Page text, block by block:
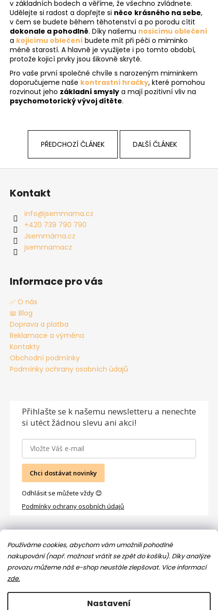
Používáme cookies, abychom vám umožnili pohodlné
nakupování (např. možnost vrátit se zpět do košíku). Díky analýze
provozu můžeme náš e-shop neustále zlepšovat. Více informací
zde.
Nastavení
v základních bodech a věříme, že všechno zvládnete.
Udělejte si radost a dopřejte si něco krásného na sebe,
v čem se budete během těhotenství a po porodu cítit
dokonale a pohodlně. Díky našemu nosicímu oblečení
a kojicímu oblečení budete mít při péči o miminko
méně starostí. A hlavně je využijete i po tomto období,
protože kojicí prvky jsou šikovně skryté.
Pro vaše první společné chvíle s narozeným miminkem
doporučujeme naše kontrastní hračky, které pomohou
rozvinout jeho základní smysly a mají pozitivní vliv na
psychomotorický vývoj dítěte.
PŘEDCHOZÍ ČLÁNEK DALŠÍ ČLÁNEK
Z
Kontakt
info@jsemmama.cz
+420 739 790 790
Jsemmáma.cz
jsemmamacz
Informace pro vás
✅ O nás
📖 Blog
Doprava a platba
Reklamace a výměna
Kontakty
Obchodní podmínky
Podmínky ochrany osobních údajů
Přihlašte se k našemu newsletteru a nenechte
si utéct žádnou slevu ani akci!
Chci dostávat novinky
Odhlásit se můžete vždy 😊
Podmínky ochrany osobních údajů
Facebook